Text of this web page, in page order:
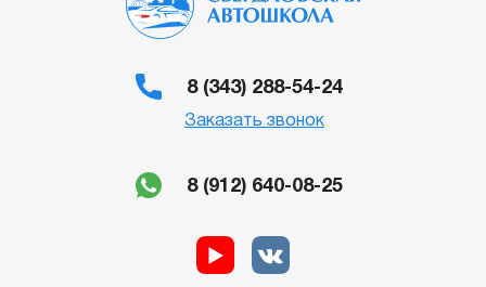
8 (343) 288-54-24
Заказать звонок
8 (912) 640-08-25